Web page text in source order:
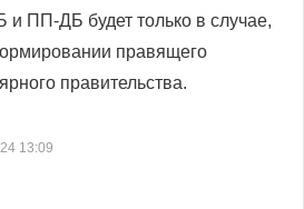
и ПП-ДБ будет только в случае,
правящего
правительства.
13:09